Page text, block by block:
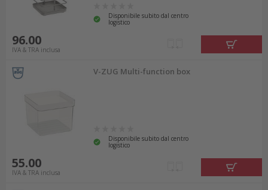
Disponibile subito dal centro
logistico
96.00
IVA & TRA inclusa
V-ZUG Multi-function box
Disponibile subito dal centro
logistico
55.00
IVA & TRA inclusa